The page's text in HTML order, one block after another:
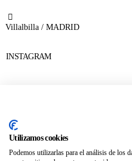
Villalbilla / MADRID
INSTAGRAM
ENLACES
Contacta
Utilizamos cookies
Podemos utilizarlas para el análisis de los